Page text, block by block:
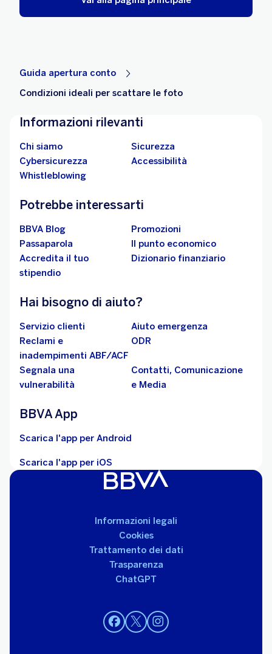
Guida apertura conto
Condizioni ideali per scattare le foto
Informazioni rilevanti
Chi siamo
Sicurezza
Cybersicurezza
Accessibilità
Whistleblowing
Potrebbe interessarti
BBVA Blog
Promozioni
Passaparola
Il punto economico
Accredita il tuo
stipendio
Dizionario finanziario
Hai bisogno di aiuto?
Servizio clienti
Aiuto emergenza
Reclami e
inadempimenti ABF/ACF
ODR
Segnala una
vulnerabilità
Contatti, Comunicazione
e Media
BBVA App
Scarica l'app per Android
Scarica l'app per iOS
Informazioni legali
Cookies
Trattamento dei dati
Trasparenza
ChatGPT